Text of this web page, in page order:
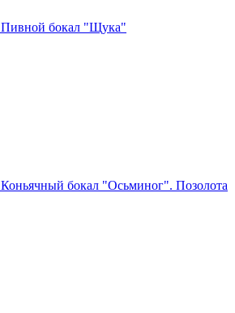
Пивной бокал "Щука"
Коньячный бокал "Осьминог". Позолота